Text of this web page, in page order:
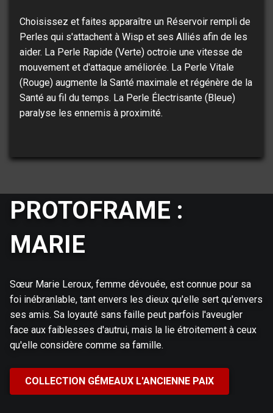
Choisissez et faites apparaître un Réservoir rempli de
Perles qui s'attachent à Wisp et ses Alliés afin de les
aider. La Perle Rapide (Verte) octroie une vitesse de
mouvement et d'attaque améliorée. La Perle Vitale
(Rouge) augmente la Santé maximale et régénère de la
Santé au fil du temps. La Perle Électrisante (Bleue)
paralyse les ennemis à proximité.
PROTOFRAME :
MARIE
Sœur Marie Leroux, femme dévouée, est connue pour sa
foi inébranlable, tant envers les dieux qu'elle sert qu'envers
ses amis. Sa loyauté sans faille peut parfois l'aveugler
face aux faiblesses d'autrui, mais la lie étroitement à ceux
qu'elle considère comme sa famille.
COLLECTION GÉMEAUX L'ANCIENNE PAIX